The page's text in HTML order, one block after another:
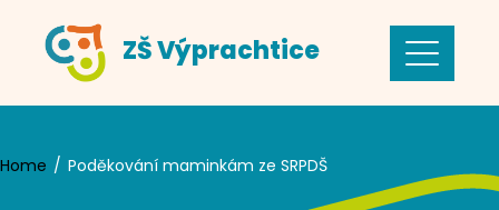
content
ZŠ Výprachtice
Home Poděkování maminkám ze SRPDŠ